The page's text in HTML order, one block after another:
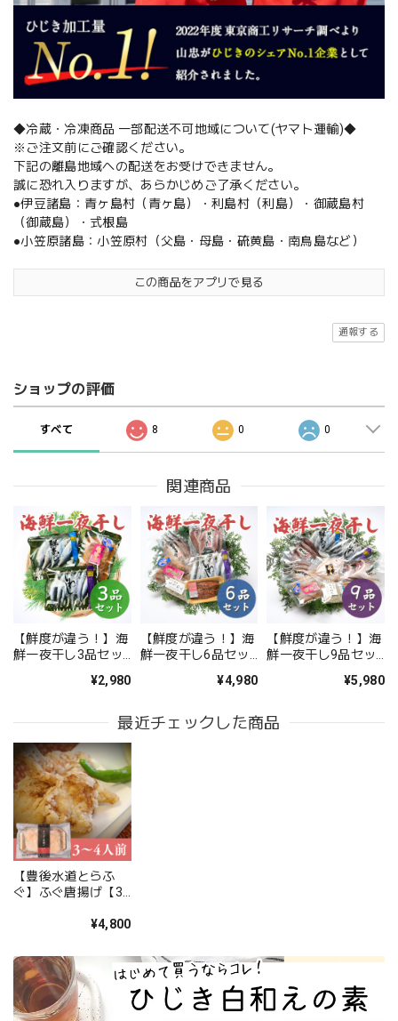
◆冷蔵・冷凍商品 一部配送不可地域について(ヤマト運輸)◆
※ご注文前にご確認ください。
下記の離島地域への配送をお受けできません。
誠に恐れ入りますが、あらかじめご了承ください。
●伊豆諸島：青ヶ島村（青ヶ島）・利島村（利島）・御蔵島村
（御蔵島）・式根島
●小笠原諸島：小笠原村（父島・母島・硫黄島・南鳥島など）
この商品をアプリで見る
通報する
ショップの評価
すべて 8 0 0
関連商品
【鮮度が違う！】海
鮮一夜干し3品セッ
無料】北海道・沖縄
¥2,980
【鮮度が違う！】海
鮮一夜干し6品セッ
道・沖縄は別途送料
¥4,980
【鮮度が違う！】海
鮮一夜干し9品セッ
道・沖縄は別途送料
¥5,980
最近チェックした商品
【豊後水道とらふ
ぐ】ふぐ唐揚げ【3
料】北海道・沖縄は
¥4,800